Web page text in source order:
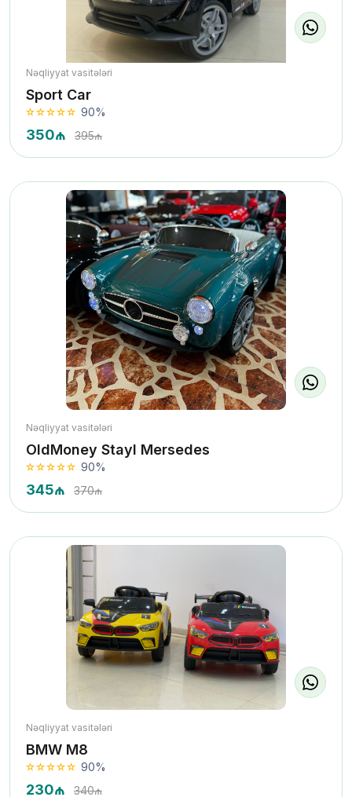
Nəqliyyat vasitələri
Sport Car
90%
350₼ 395₼
Nəqliyyat vasitələri
OldMoney Stayl Mersedes
90%
345₼ 370₼
Nəqliyyat vasitələri
BMW M8
90%
230₼ 340₼